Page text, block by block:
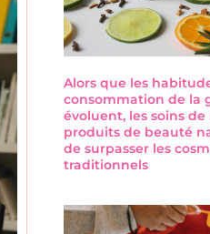
Alors que les
consommation de la
évoluent, les soins
produits de beauté
de surpasser les
traditionnels